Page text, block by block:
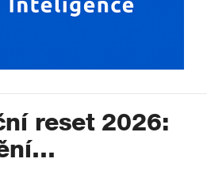
reset 2026: